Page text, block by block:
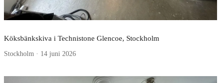
Köksbänkskiva i Technistone Glencoe, Stockholm
Stockholm · 14 juni 2026